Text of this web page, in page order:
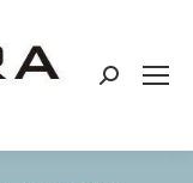
Поиск: